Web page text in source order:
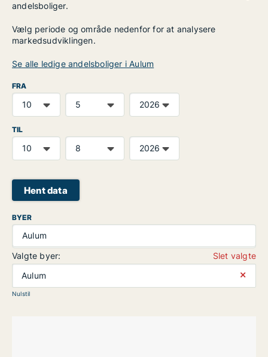
andelsboliger.
Vælg periode og område nedenfor for at analysere
markedsudviklingen.
Se alle ledige andelsboliger i Aulum
FRA
TIL
Hent data
BYER
Aulum
Valgte byer:
Slet valgte
Aulum
⨯
Nulstil